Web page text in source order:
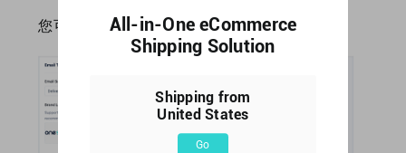
您可以在右側預覽您自定義的電子郵件通知。
All-in-One eCommerce
Shipping Solution
Shipping from
United States
Go